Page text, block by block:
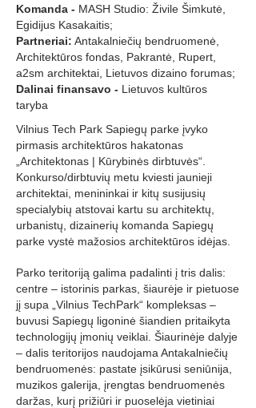
Komanda - MASH Studio: Živile Šimkutė,
Egidijus Kasakaitis;
Partneriai: Antakalniečių bendruomenė,
Architektūros fondas, Pakrantė, Rupert,
a2sm architektai, Lietuvos dizaino forumas;
Dalinai finansavo - Lietuvos kultūros
taryba
Vilnius Tech Park Sapiegų parke įvyko
pirmasis architektūros hakatonas
„Architektonas | Kūrybinės dirbtuvės“.
Konkurso/dirbtuvių metu kviesti jaunieji
architektai, menininkai ir kitų susijusių
specialybių atstovai kartu su architektų,
urbanistų, dizainerių komanda Sapiegų
parke vystė mažosios architektūros idėjas.
Parko teritoriją galima padalinti į tris dalis:
centre – istorinis parkas, šiaurėje ir pietuose
jį supa „Vilnius TechPark“ kompleksas –
buvusi Sapiegų ligoninė šiandien pritaikyta
technologijų įmonių veiklai. Šiaurinėje dalyje
– dalis teritorijos naudojama Antakalniečių
bendruomenės: pastate įsikūrusi seniūnija,
muzikos galerija, įrengtas bendruomenės
daržas, kurį prižiūri ir puoselėja vietiniai